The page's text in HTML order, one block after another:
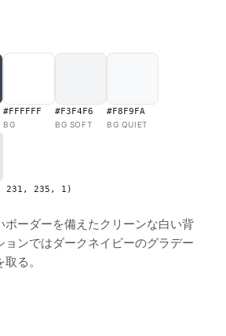
#FFFFFF
BG
#F3F4F6
BG SOFT
#F8F9FA
BG QUIET
231, 235, 1)
ボーダーを備えたクリーンな白い背
ョンではダークネイビーのグラデー
る。